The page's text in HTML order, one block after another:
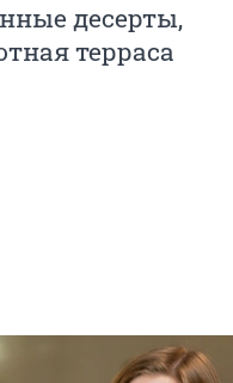
десерты,
терраса